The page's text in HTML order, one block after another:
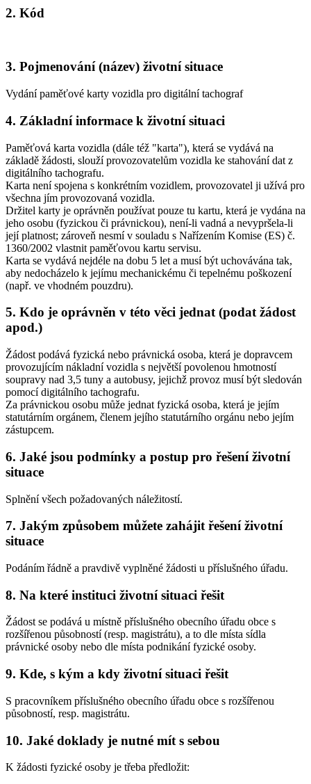
2. Kód
3. Pojmenování (název) životní situace
Vydání paměťové karty vozidla pro digitální tachograf
4. Základní informace k životní situaci
Paměťová karta vozidla (dále též "karta"), která se vydává na
základě žádosti, slouží provozovatelům vozidla ke stahování dat z
digitálního tachografu.
Karta není spojena s konkrétním vozidlem, provozovatel ji užívá pro
všechna jím provozovaná vozidla.
Držitel karty je oprávněn používat pouze tu kartu, která je vydána na
jeho osobu (fyzickou či právnickou), není-li vadná a nevypršela-li
její platnost; zároveň nesmí v souladu s Nařízením Komise (ES) č.
1360/2002 vlastnit paměťovou kartu servisu.
Karta se vydává nejdéle na dobu 5 let a musí být uchovávána tak,
aby nedocházelo k jejímu mechanickému či tepelnému poškození
(např. ve vhodném pouzdru).
5. Kdo je oprávněn v této věci jednat (podat žádost
apod.)
Žádost podává fyzická nebo právnická osoba, která je dopravcem
provozujícím nákladní vozidla s největší povolenou hmotností
soupravy nad 3,5 tuny a autobusy, jejichž provoz musí být sledován
pomocí digitálního tachografu.
Za právnickou osobu může jednat fyzická osoba, která je jejím
statutárním orgánem, členem jejího statutárního orgánu nebo jejím
zástupcem.
6. Jaké jsou podmínky a postup pro řešení životní
situace
Splnění všech požadovaných náležitostí.
7. Jakým způsobem můžete zahájit řešení životní
situace
Podáním řádně a pravdivě vyplněné žádosti u příslušného úřadu.
8. Na které instituci životní situaci řešit
Žádost se podává u místně příslušného obecního úřadu obce s
rozšířenou působností (resp. magistrátu), a to dle místa sídla
právnické osoby nebo dle místa podnikání fyzické osoby.
9. Kde, s kým a kdy životní situaci řešit
S pracovníkem příslušného obecního úřadu obce s rozšířenou
působností, resp. magistrátu.
10. Jaké doklady je nutné mít s sebou
K žádosti fyzické osoby je třeba předložit: